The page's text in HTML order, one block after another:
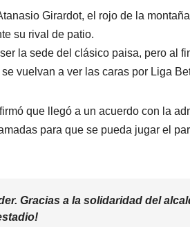
Girardot, el rojo de la
su rival de patio.
la sede del clásico paisa, pero al
vuelvan a ver las caras por Liga
que llegó a un acuerdo con la
para que se pueda jugar el
Gracias a la solidaridad del